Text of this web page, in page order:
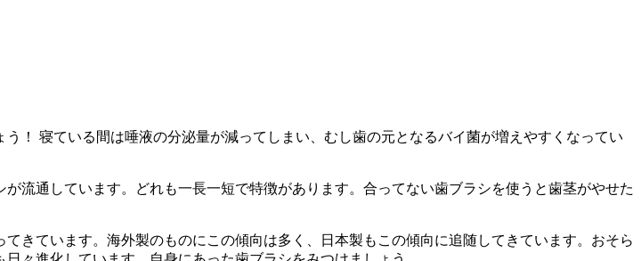
！ 寝ている間は唾液の分泌量が減ってしまい、むし歯の元となるバイ菌が増えやすくなってい
流通しています。どれも一長一短で特徴があります。合ってない歯ブラシを使うと歯茎がやせた
きています。海外製のものにこの傾向は多く、日本製もこの傾向に追随してきています。おそら